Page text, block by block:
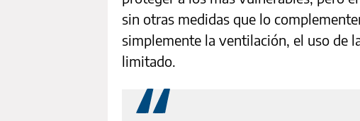
sin otras medidas que lo
simplemente la ventilación, el uso de
limitado.